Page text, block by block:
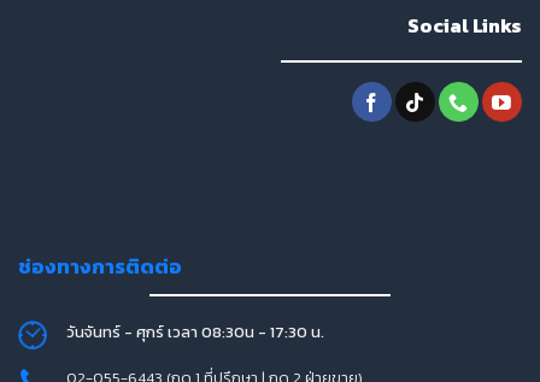
Social Links
ช่องทางการติดต่อ
วันจันทร์ - ศุกร์ เวลา 08:30น - 17:30 น.